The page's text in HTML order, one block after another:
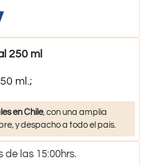
250 ml
ml.;
en Chile, con una amplia
y despacho a todo el país.
de las 15:00hrs.